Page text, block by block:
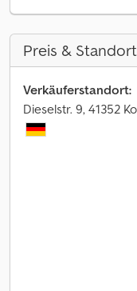
Preis & Standort
Verkäuferstandort:
Dieselstr. 9, 41352